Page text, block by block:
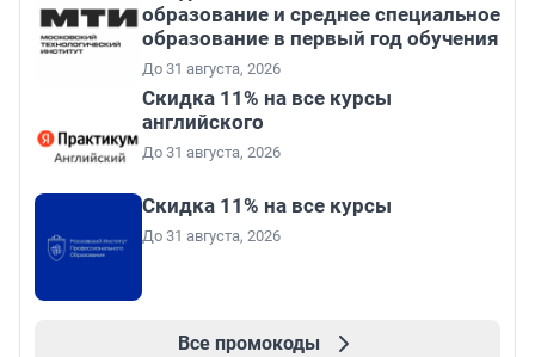
образование и среднее специальное
образование в первый год обучения
До 31 августа, 2026
Скидка 11% на все курсы
английского
До 31 августа, 2026
Скидка 11% на все курсы
До 31 августа, 2026
Все промокоды